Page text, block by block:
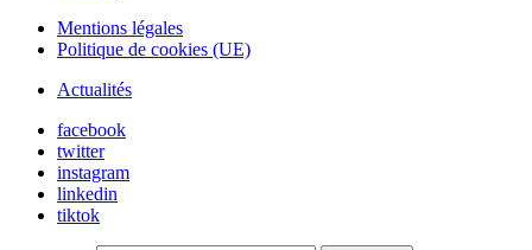
Mentions légales
Politique de cookies (UE)
Actualités
facebook
twitter
instagram
linkedin
tiktok